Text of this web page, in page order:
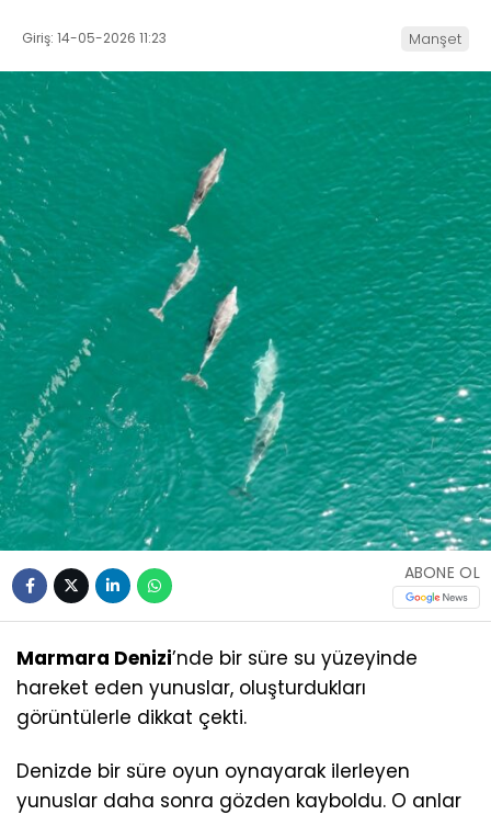
Giriş: 14-05-2026 11:23 Manşet
ABONE OL
Marmara Denizi’nde bir süre su yüzeyinde
hareket eden yunuslar, oluşturdukları
görüntülerle dikkat çekti.
Denizde bir süre oyun oynayarak ilerleyen
yunuslar daha sonra gözden kayboldu. O anlar